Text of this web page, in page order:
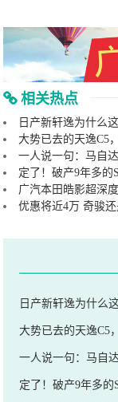
相关热点
日产新轩逸为什么
大势已去的天逸C5
一人说一句：马自
定了！破产9年多的
广汽本田皓影超深
优惠将近4万 奇骏还
日产新轩逸为什么
大势已去的天逸C5
一人说一句：马自
定了！破产9年多的